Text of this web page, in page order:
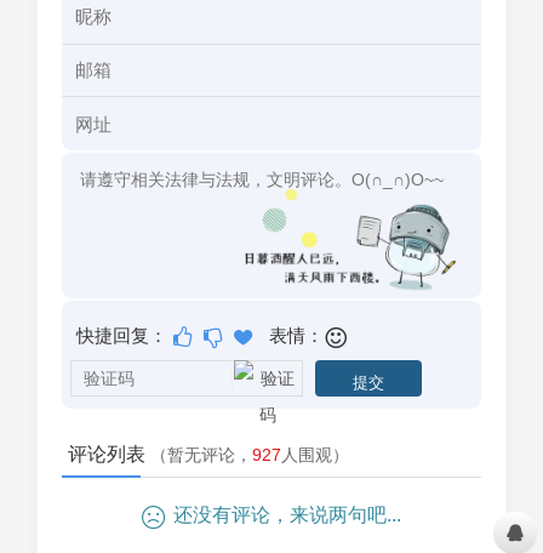
快捷回复： 表情：
评论列表 （暂无评论， 927 人围观）
还没有评论，来说两句吧...